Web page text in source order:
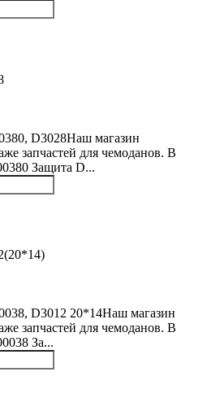
D3028Наш магазин
запчастей для чемоданов. В
Защита D...
D3012 20*14Наш магазин
запчастей для чемоданов. В
За...